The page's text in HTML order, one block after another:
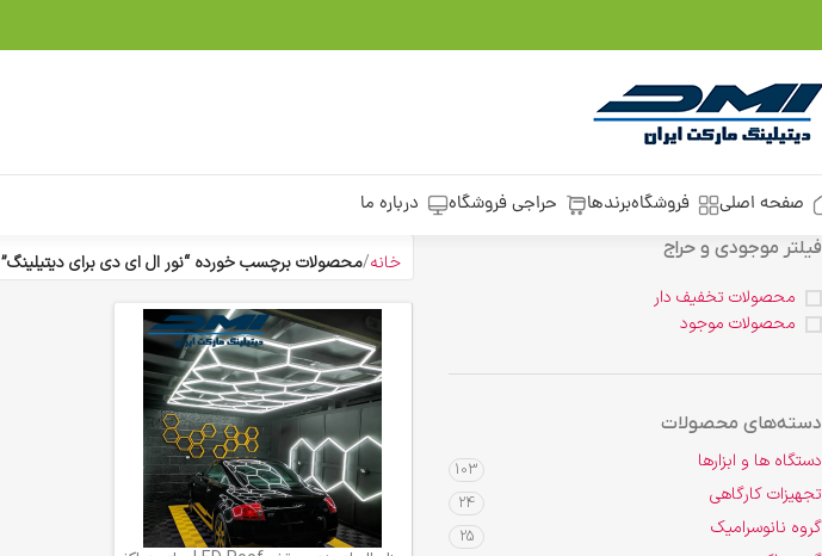
صفحه اصلی فروشگاهبرندها حراجی فروشگاه درباره ما
فیلتر موجودی و حراج
محصولات تخفیف دار
محصولات موجود
دسته‌های محصولات
دستگاه ها و ابزارها 103
تجهیزات کارگاهی 24
گروه نانوسرامیک 25
خانه محصولات برچسب خورده “نور ال ای دی برای دیتیلینگ”